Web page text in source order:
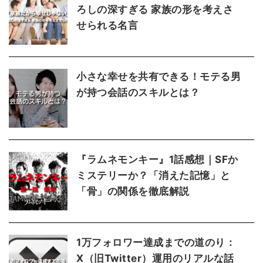
ろしの深すぎる 家族の形を考えさ
せられる名言
小さな幸せを共有できる！モテる男
が持つ会話のスキルとは？
『ラムネモンキー』1話感想｜SFか
ミステリーか？「消えた記憶」と
「骨」の関係を徹底解説
1万フォロワー達成までの道のり：
X（旧Twitter）運用のリアルな話